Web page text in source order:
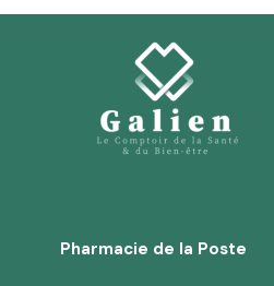
Pharmacie de la Poste